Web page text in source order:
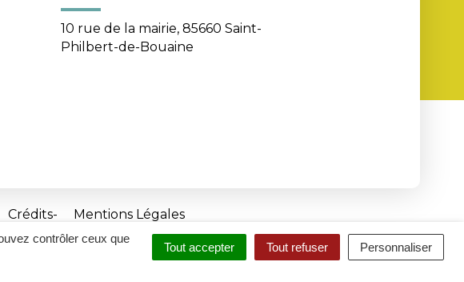
contrôler ceux que
Tout accepter Tout refuser Personnaliser
10 rue de la mairie, 85660 Saint-
Philbert-de-Bouaine
Crédits Mentions Légales